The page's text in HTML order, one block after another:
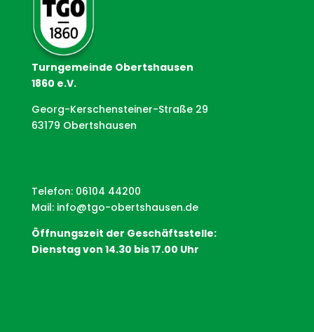
Turngemeinde Obertshausen
1860 e.V.
Georg-Kerschensteiner-Straße 29
63179 Obertshausen
Telefon: 06104 44200
Mail: info@tgo-obertshausen.de
Öffnungszeit der Geschäftsstelle:
Dienstag von 14.30 bis 17.00 Uhr